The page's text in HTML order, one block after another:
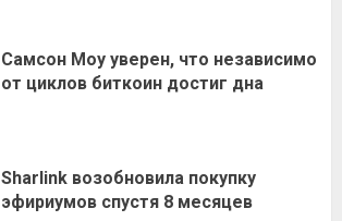
Самсон Моу уверен, что независимо
от циклов биткоин достиг дна
Sharlink возобновила покупку
эфириумов спустя 8 месяцев